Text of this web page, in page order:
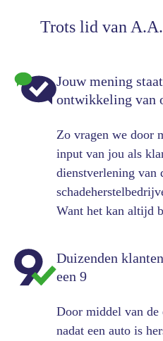
Trots lid van
Jouw mening
ontwikkeling van
Zo vragen we door
input van jou als
dienstverlening van
Want het kan altijd
Duizenden
een 9
Door middel van de
nadat een auto is